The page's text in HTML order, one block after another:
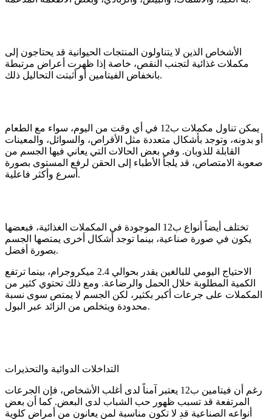
الأشخاص الذين لا يتناولون المنتجات الحيوانية قد يحتاجون إلى
مكملات غذائية لتجنب النقص، خاصة إذا ظهرت أعراض مرتبطة
بانخفاض الفيتامين أو أثبتت التحاليل ذلك.
يمكن تناول مكملات ب12 في أي وقت من اليوم، سواء مع الطعام
أو بدونه، وتوجد بأشكال متعددة مثل الأقراص، والسوائل، والمعينات
القابلة للذوبان. وفي بعض الحالات التي يعاني فيها الجسم من
صعوبة الامتصاص، قد يلجأ الأطباء إلى الحقن لرفع المستوى بصورة
أسرع وأكثر فاعلية.
تختلف أيضاً أنواع ب12 الموجودة في المكملات الغذائية، فبعضها
يكون في صورة صناعية، بينما توجد أشكال أخرى يمتصها الجسم
بصورة أفضل.
الاحتياج اليومي للبالغين يقدر بحوالي 2.4 ميكروجرام، بينما ترتفع
الكمية المطلوبة خلال الحمل والرضاعة. ومع ذلك تحتوي كثير من
المكملات على جرعات أكبر بكثير، لكن الجسم لا يمتص سوى نسبة
محدودة ويتخلص من الزائد عبر البول.
التداخلات الدوائية والتحذيرات
رغم أن فيتامين ب12 يعتبر آمناً لدى أغلب الأشخاص، فإن الجرعات
المرتفعة قد تسبب ظهور حب الشباب لدى البعض. كما أن بعض
أنواعه الصناعية قد لا تكون مناسبة لمن يعانون من أمراض كلوية